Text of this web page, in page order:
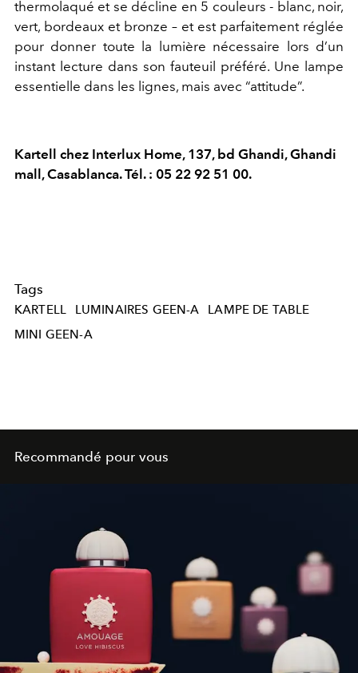
thermolaqué et se décline en 5 couleurs - blanc, noir,
vert, bordeaux et bronze – et est parfaitement réglée
pour donner toute la lumière nécessaire lors d’un
instant lecture dans son fauteuil préféré. Une lampe
essentielle dans les lignes, mais avec “attitude”.
Kartell chez Interlux Home, 137, bd Ghandi, Ghandi
mall, Casablanca. Tél. : 05 22 92 51 00.
Tags
KARTELL LUMINAIRES GEEN-A
LAMPE DE TABLE
MINI GEEN-A
Recommandé pour vous